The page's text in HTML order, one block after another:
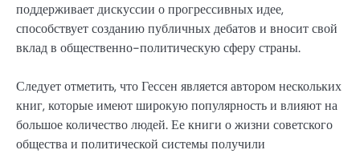
поддерживает дискуссии о прогрессивных идее,
способствует созданию публичных дебатов и вносит свой
вклад в общественно-политическую сферу страны.
Следует отметить, что Гессен является автором нескольких
книг, которые имеют широкую популярность и влияют на
большое количество людей. Ее книги о жизни советского
общества и политической системы получили